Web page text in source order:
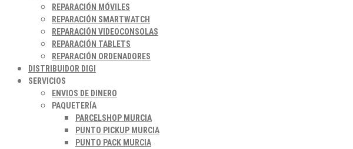
REPARACIÓN MÓVILES
REPARACIÓN SMARTWATCH
REPARACIÓN VIDEOCONSOLAS
REPARACIÓN TABLETS
REPARACIÓN ORDENADORES
DISTRIBUIDOR DIGI
SERVICIOS
ENVIOS DE DINERO
PAQUETERÍA
PARCELSHOP MURCIA
PUNTO PICKUP MURCIA
PUNTO PACK MURCIA